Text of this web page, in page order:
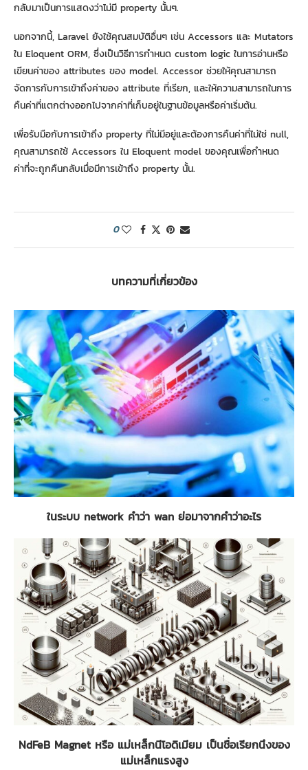
กลับมาเป็นการแสดงว่าไม่มี property นั้นๆ.
นอกจากนี้, Laravel ยังใช้คุณสมบัติอื่นๆ เช่น Accessors และ Mutators
ใน Eloquent ORM, ซึ่งเป็นวิธีการกำหนด custom logic ในการอ่านหรือ
เขียนค่าของ attributes ของ model. Accessor ช่วยให้คุณสามารถ
จัดการกับการเข้าถึงค่าของ attribute ที่เรียก, และให้ความสามารถในการ
คืนค่าที่แตกต่างออกไปจากค่าที่เก็บอยู่ในฐานข้อมูลหรือค่าเริ่มต้น.
เพื่อรับมือกับการเข้าถึง property ที่ไม่มีอยู่และต้องการคืนค่าที่ไม่ใช่ null,
คุณสามารถใช้ Accessors ใน Eloquent model ของคุณเพื่อกำหนด
ค่าที่จะถูกคืนกลับเมื่อมีการเข้าถึง property นั้น.
0
บทความที่เกี่ยวข้อง
ในระบบ network คำว่า wan ย่อมาจากคำว่าอะไร
NdFeB Magnet หรือ แม่เหล็กนีโอดิเมียม เป็นชื่อเรียกนึงของ
แม่เหล็กแรงสูง